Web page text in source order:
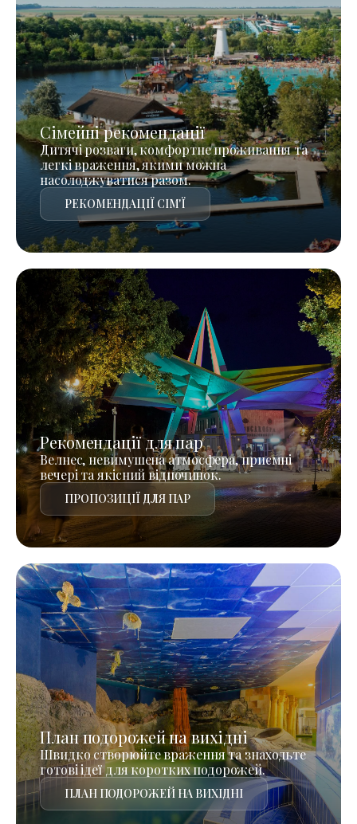
Сімейні рекомендації
Дитячі розваги, комфортне проживання та
легкі враження, якими можна
насолоджуватися разом.
РЕКОМЕНДАЦІЇ СІМ'Ї
Рекомендації для пар
Велнес, невимушена атмосфера, приємні
вечері та якісний відпочинок.
ПРОПОЗИЦІЇ ДЛЯ ПАР
План подорожей на вихідні
Швидко створюйте враження та знаходьте
готові ідеї для коротких подорожей.
ПЛАН ПОДОРОЖЕЙ НА ВИХІДНІ